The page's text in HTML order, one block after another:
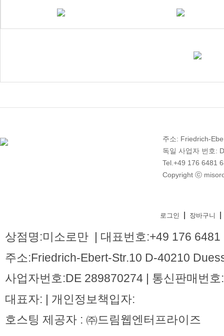
주소: Friedrich-
독일 사업자 번호:
Tel.+49 176 6481
Copyright ⓒ
로그인 장바구니
상점명:미소로만 | 대표번호:+49 176 6481
주소:Friedrich-Ebert-Str.10 D-40210
사업자번호:DE 289870274 | 통신판매번호:
대표자: | 개인정보책입자:
호스팅 제공자 : ㈜드림웹엔터프라이즈